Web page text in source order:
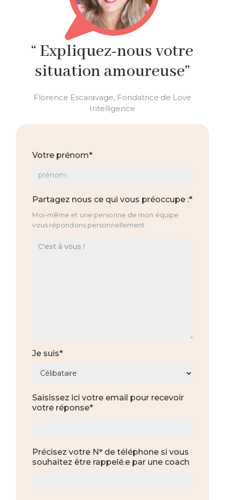
“ Expliquez-nous votre
situation amoureuse”
Florence Escaravage, Fondatrice de Love
Intelligence
Votre prénom*
Partagez nous ce qui vous préoccupe :*
Moi-même et une personne de mon équipe
vous répondons personnellement.
Je suis*
Saisissez ici votre email pour recevoir
votre réponse*
Précisez votre N° de téléphone si vous
souhaitez être rappelé.e par une coach